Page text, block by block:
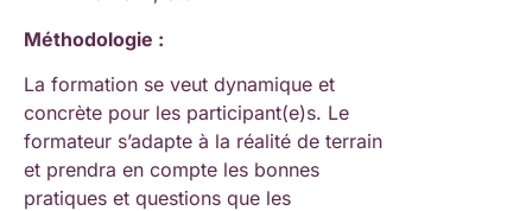
Méthodologie :
La formation se veut dynamique et
concrète pour les participant(e)s. Le
formateur s’adapte à la réalité de terrain
et prendra en compte les bonnes
pratiques et questions que les